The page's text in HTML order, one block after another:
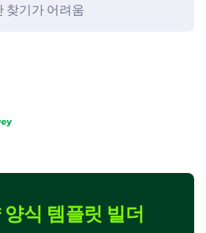
찾기가 어려움
식 템플릿 빌더